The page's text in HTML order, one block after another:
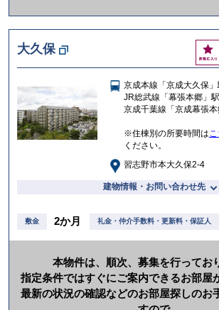
大久保
お
気
入
り
京成本線「京成大久保
JR総武線「幕張本郷」
京成千葉線「京成幕張
※住棟別の所要時間は
ください。
習志野市本大久保2-4
建物情報・お問い合わせ先
敷金 2か月 礼金・仲介手数料・更新料・保証人
本物件は、順次、募集を行ってお
指定条件ではすぐにご案内できるお部屋
最新の状況の確認などのお部屋探しのお